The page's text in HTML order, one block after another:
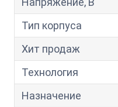
Тип корпуса
Хит продаж
Технология
Назначение